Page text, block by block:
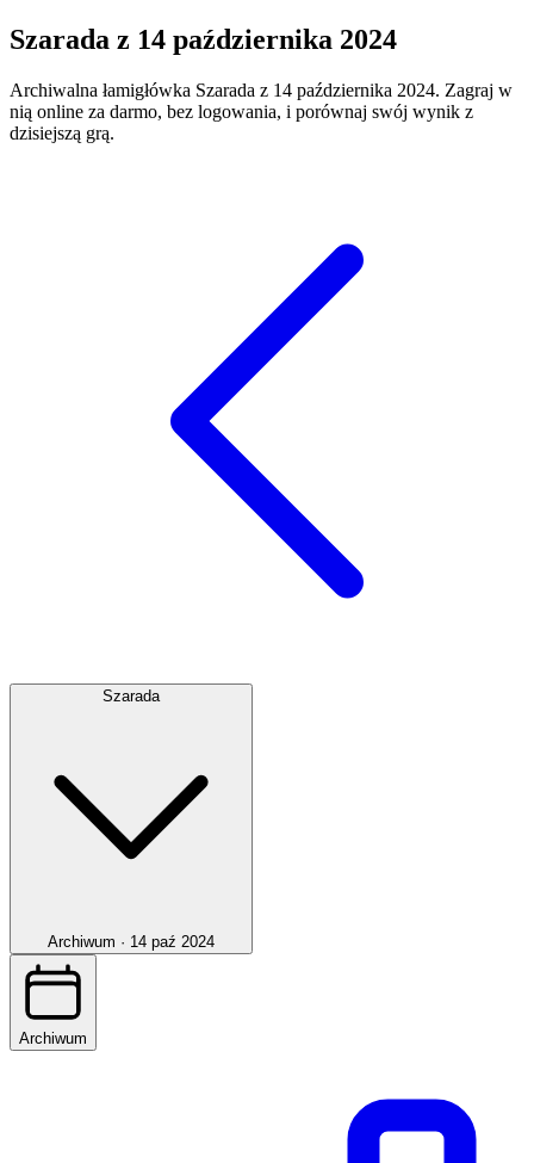
Szarada z 14 października 2024
Archiwalna łamigłówka Szarada z 14 października 2024. Zagraj w
nią online za darmo, bez logowania, i porównaj swój wynik z
dzisiejszą grą.
Szarada
Archiwum · 14 paź 2024
Archiwum